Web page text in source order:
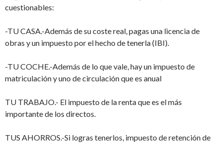
cuestionables:
-TU CASA.-Además de su coste real, pagas una licencia de
obras y un impuesto por el hecho de tenerla (IBI).
-TU COCHE.-Además de lo que vale, hay un impuesto de
matriculación y uno de circulación que es anual
TU TRABAJO.- El impuesto de la renta que es el más
importante de los directos.
TUS AHORROS.-Si logras tenerlos, impuesto de retención de